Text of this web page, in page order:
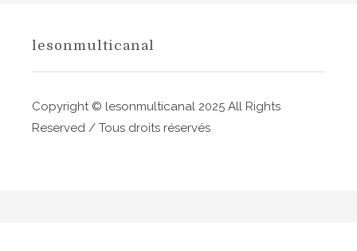
e
l
a
lesonmulticanal
Copyright © lesonmulticanal 2025 All Rights
Reserved / Tous droits réservés